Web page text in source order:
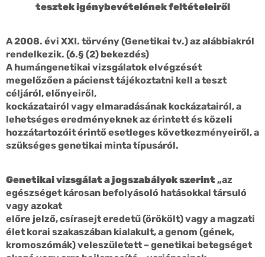
tesztek igénybevételének feltételeiről
A 2008. évi XXI. törvény (Genetikai tv.) az alábbiakról
rendelkezik. (6.§ (2) bekezdés)
A humángenetikai vizsgálatok elvégzését
megelőzően a pácienst tájékoztatni kell a teszt
céljáról, előnyeiről,
kockázatairól vagy elmaradásának kockázatairól, a
lehetséges eredményeknek az érintett és közeli
hozzátartozóit érintő esetleges következményeiről, a
szükséges genetikai minta típusáról.
Genetikai vizsgálat a jogszabályok szerint „az
egészséget károsan befolyásoló hatásokkal társuló
vagy azokat
előre jelző, csírasejt eredetű (örökölt) vagy a magzati
élet korai szakaszában kialakult, a genom (gének,
kromoszómák) veleszületett – genetikai betegséget